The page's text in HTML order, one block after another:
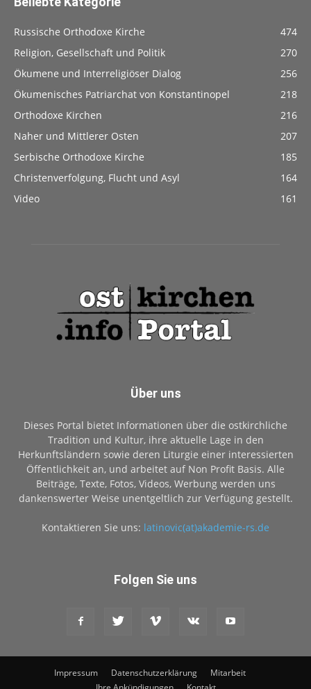
Russische Orthodoxe Kirche
474
Religion, Gesellschaft und Politik
270
Ökumene und Interreligiöser Dialog
256
Ökumenisches Patriarchat von Konstantinopel
218
Orthodoxe Kirchen
216
Naher und Mittlerer Osten
207
Serbische Orthodoxe Kirche
185
Christenverfolgung, Flucht und Asyl
164
Video
161
Über uns
Dieses Portal bietet Informationen über die ostkirchliche
Tradition und Kultur, ihre aktuelle Lage in den
Herkunftsländern sowie deren Liturgie einer interessierten
Öffentlichkeit an, und arbeitet auf Non Profit Basis. Alle
Beiträge, Texte, Fotos, Videos, Werbung werden uns
dankenswerter Weise unentgeltlich zur Verfügung gestellt.
Kontaktieren Sie uns: latinovic(at)akademie-rs.de
Folgen Sie uns
Impressum Datenschutzerklärung
Mitarbeit